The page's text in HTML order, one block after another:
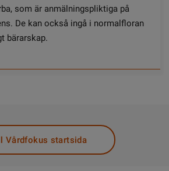
som är anmälningspliktiga på
De kan också ingå i normalfloran
bärarskap.
Vårdfokus startsida